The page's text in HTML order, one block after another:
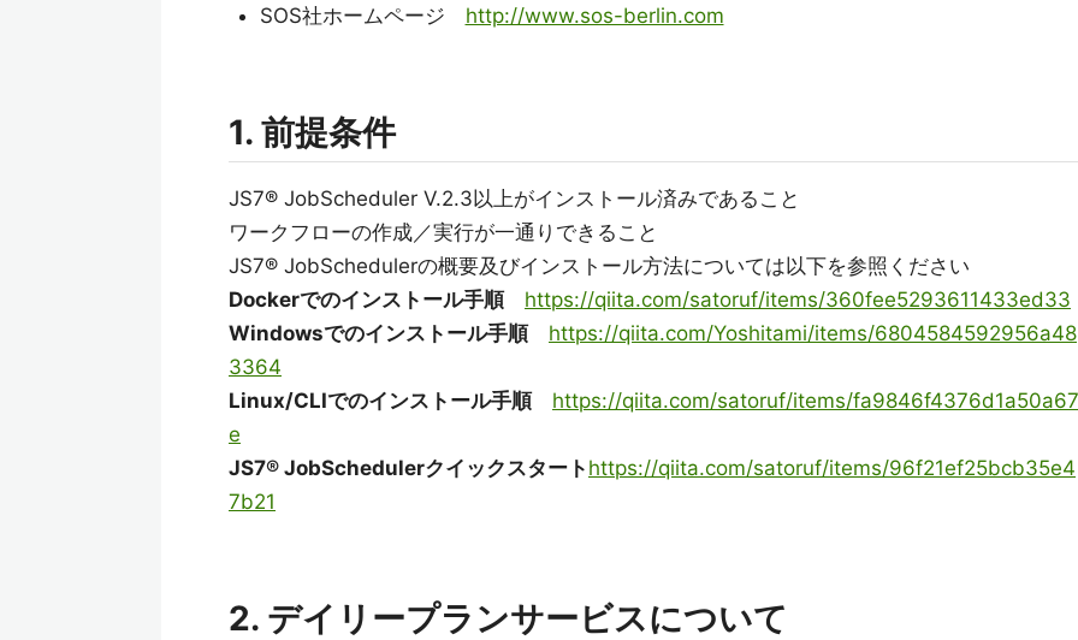
SOS社ホームページ http://www.sos-berlin.com
1. 前提条件
JS7® JobScheduler V.2.3以上がインストール済みであること
ワークフローの作成／実行が一通りできること
JS7® JobSchedulerの概要及びインストール方法については以下を参照ください
Dockerでのインストール手順
https://qiita.com/satoruf/items/360fee5293611433ed33
Windowsでのインストール手順
https://qiita.com/Yoshitami/items/6804584592956a48
3364
Linux/CLIでのインストール手順
https://qiita.com/satoruf/items/fa9846f4376d1a50a67
e
JS7® JobSchedulerクイックスタート https://qiita.com/satoruf/items/96f21ef25bcb35e4
7b21
2. デイリープランサービスについて